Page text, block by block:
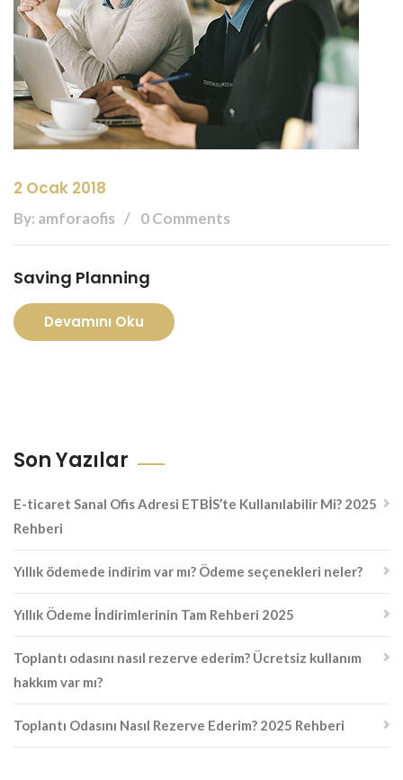
2 Ocak 2018
By: amforaofis 0 Comments
Saving Planning
Devamını Oku
Son Yazılar
E-ticaret Sanal Ofis Adresi ETBİS’te Kullanılabilir Mi? 2025
Rehberi
Yıllık ödemede indirim var mı? Ödeme seçenekleri neler?
Yıllık Ödeme İndirimlerinin Tam Rehberi 2025
Toplantı odasını nasıl rezerve ederim? Ücretsiz kullanım
hakkım var mı?
Toplantı Odasını Nasıl Rezerve Ederim? 2025 Rehberi